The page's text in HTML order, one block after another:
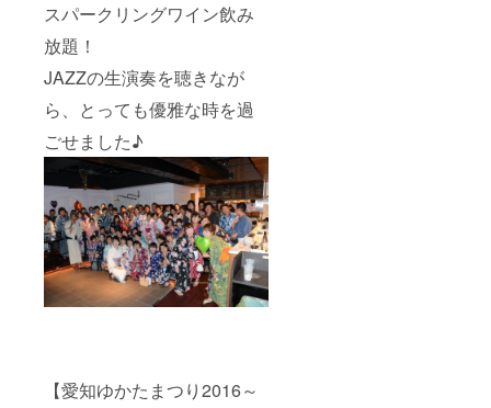
スパークリングワイン飲み
放題！
JAZZの生演奏を聴きなが
ら、とっても優雅な時を過
ごせました♪
【愛知ゆかたまつり2016～